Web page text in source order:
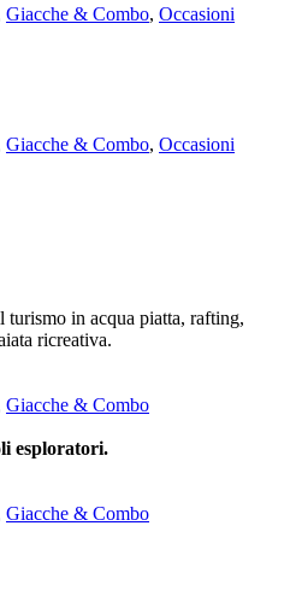
Giacche & Combo, Occasioni
Giacche & Combo, Occasioni
turismo in acqua piatta, rafting,
ricreativa.
Giacche & Combo
esploratori.
Giacche & Combo